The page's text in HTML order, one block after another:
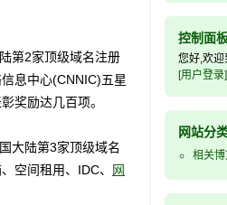
第2家顶级域名注册
息中心(CNNIC)五星
奖励达几百项。
大陆第3家顶级域名
空间租用、IDC、
网
控制面
您好,欢
[用户登录]
网站分
相关